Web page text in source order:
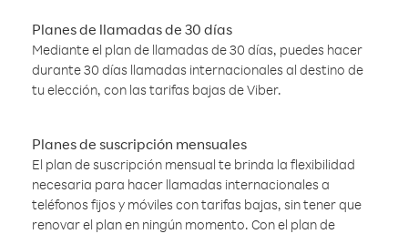
Planes de llamadas de 30 días
Mediante el plan de llamadas de 30 días, puedes hacer
durante 30 días llamadas internacionales al destino de
tu elección, con las tarifas bajas de Viber.
Planes de suscripción mensuales
El plan de suscripción mensual te brinda la flexibilidad
necesaria para hacer llamadas internacionales a
teléfonos fijos y móviles con tarifas bajas, sin tener que
renovar el plan en ningún momento. Con el plan de